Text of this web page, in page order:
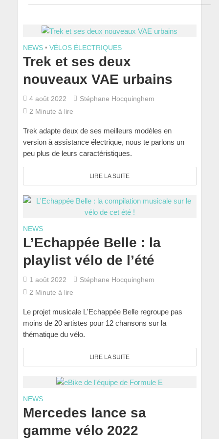
NEWS • VÉLOS ÉLECTRIQUES
Trek et ses deux
nouveaux VAE urbains
4 août 2022
Stéphane Hocquinghem
2 Minute à lire
Trek adapte deux de ses meilleurs modèles en
version à assistance électrique, nous te parlons un
peu plus de leurs caractéristiques.
LIRE LA SUITE
NEWS
L’Echappée Belle : la
playlist vélo de l’été
1 août 2022
Stéphane Hocquinghem
2 Minute à lire
Le projet musicale L'Echappée Belle regroupe pas
moins de 20 artistes pour 12 chansons sur la
thématique du vélo.
LIRE LA SUITE
NEWS
Mercedes lance sa
gamme vélo 2022